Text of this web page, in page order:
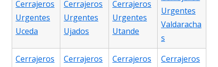
Cerrajeros
Urgentes
Uceda
Cerrajeros
Urgentes
Ujados
Cerrajeros
Urgentes
Utande
Urgentes
Valdaracha
s
Cerrajeros
Cerrajeros
Cerrajeros
Cerrajeros